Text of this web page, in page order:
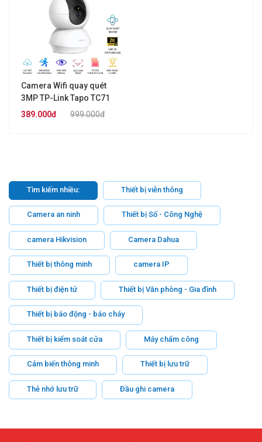
Camera Wifi quay quét
3MP TP-Link Tapo TC71
999.000đ
389.000đ
Tìm kiếm nhiều: Thiết bị viễn thông
Camera an ninh Thiết bị Số - Công Nghệ
camera Hikvision Camera Dahua
Thiết bị thông minh camera IP
Thiết bị điện tử Thiết bị Văn phòng - Gia đình
Thiết bị báo động - báo cháy
Thiết bị kiểm soát cửa Máy chấm công
Cảm biến thông minh Thiết bị lưu trữ
Thẻ nhớ lưu trữ Đầu ghi camera